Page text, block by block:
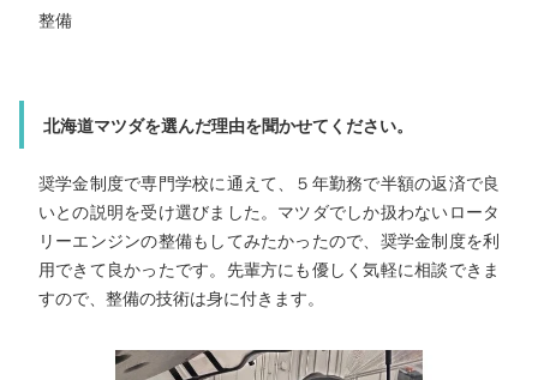
整備
北海道マツダを選んだ理由を聞かせてください。
奨学金制度で専門学校に通えて、５年勤務で半額の返済で良
いとの説明を受け選びました。マツダでしか扱わないロータ
リーエンジンの整備もしてみたかったので、奨学金制度を利
用できて良かったです。先輩方にも優しく気軽に相談できま
すので、整備の技術は身に付きます。
は最高です。